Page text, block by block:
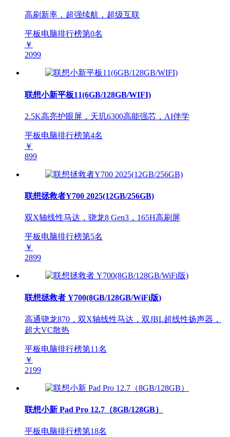
高刷新率，超强续航，超级互联
平板电脑排行榜第0名
￥
2099
联想小新平板11(6GB/128GB/WIFI)
2.5K高亮护眼屏，天玑6300高能强芯，AI伴学
平板电脑排行榜第4名
￥
899
联想拯救者Y700 2025(12GB/256GB)
双X轴线性马达，骁龙8 Gen3，165H高刷屏
平板电脑排行榜第5名
￥
2899
联想拯救者 Y700(8GB/128GB/WiFi版)
高通骁龙870，双X轴线性马达，双JBL超线性扬声器，
超大VC散热
平板电脑排行榜第11名
￥
2199
联想小新 Pad Pro 12.7（8GB/128GB）
平板电脑排行榜第18名